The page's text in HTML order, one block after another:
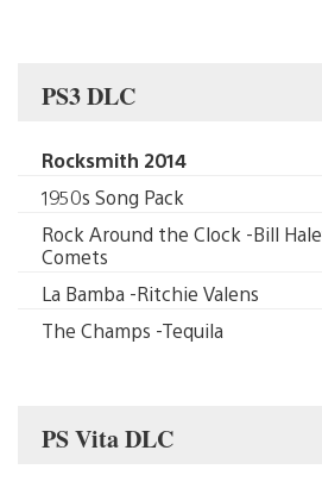
PS3 DLC
Rocksmith 2014
1950s Song Pack
Rock Around the Clock -Bill
Comets
La Bamba -Ritchie Valens
The Champs -Tequila
PS Vita DLC